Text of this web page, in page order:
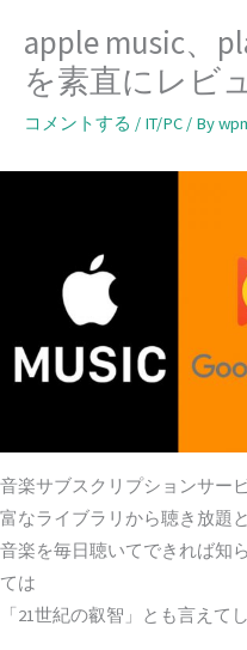
apple music、
を素直にレビ
コメントする / IT/PC / By
音楽サブスクリプションサー
富なライブラリから聴き放題
音楽を毎日聴いてできれば知
ては
「21世紀の叡智」とも言えて